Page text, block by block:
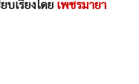
บเรียงโดย เพชรมายา